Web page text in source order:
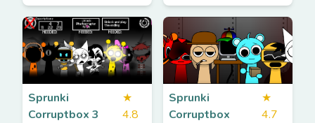
Sprunki
Corruptbox 3
★
4.8
Sprunki
Corruptbox
★
4.7